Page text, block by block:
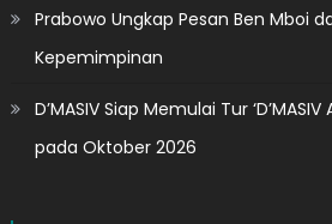
Prabowo Ungkap Pesan Ben Mboi
Kepemimpinan
D’MASIV Siap Memulai Tur
pada Oktober 2026